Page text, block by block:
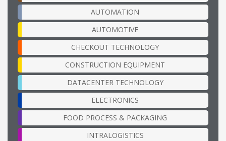
AUTOMATION
AUTOMOTIVE
CHECKOUT TECHNOLOGY
CONSTRUCTION EQUIPMENT
DATACENTER TECHNOLOGY
ELECTRONICS
FOOD PROCESS & PACKAGING
INTRALOGISTICS